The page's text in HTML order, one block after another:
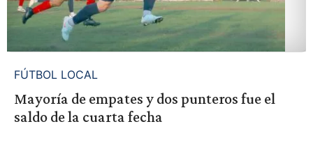
FÚTBOL LOCAL
Mayoría de empates y dos punteros fue el
saldo de la cuarta fecha